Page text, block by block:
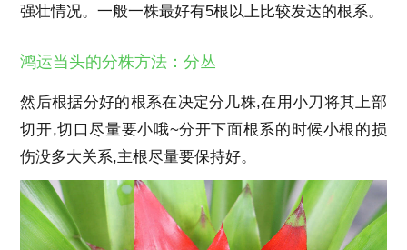
强壮情况。一般一株最好有5根以上比较发达的根系。
鸿运当头的分株方法：分丛
然后根据分好的根系在决定分几株,在用小刀将其上部
切开,切口尽量要小哦~分开下面根系的时候小根的损
伤没多大关系,主根尽量要保持好。